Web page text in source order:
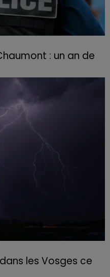
: un an de
l'annulation de son
les Vosges ce